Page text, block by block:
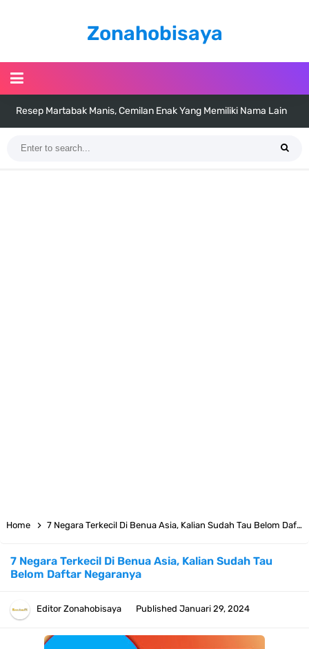
Zonahobisaya
Resep Martabak Manis, Cemilan Enak Yang Memiliki Nama Lain
Cara Daftar Telegram Di Laptop Atau Komputer Kalian Dengan
Sangat Mudah
7 Fakta Franky One Piece, Pernah Dapat Tawaran Buah Iblis Mera
Home 7 Negara Terkecil Di Benua Asia, Kalian Sudah Tau Belom Daftar Negaranya
7 Negara Terkecil Di Benua Asia, Kalian Sudah Tau
Belom Daftar Negaranya
Editor Zonahobisaya Published Januari 29, 2024